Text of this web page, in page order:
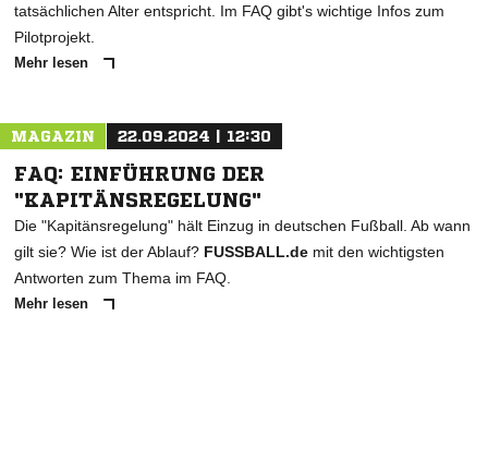
tatsächlichen Alter entspricht. Im FAQ gibt's wichtige Infos zum
Pilotprojekt.
Mehr lesen
MAGAZIN 22.09.2024 | 12:30
FAQ: EINFÜHRUNG DER
"KAPITÄNSREGELUNG"
Die "Kapitänsregelung" hält Einzug in deutschen Fußball. Ab wann
gilt sie? Wie ist der Ablauf? FUSSBALL.de mit den wichtigsten
Antworten zum Thema im FAQ.
Mehr lesen